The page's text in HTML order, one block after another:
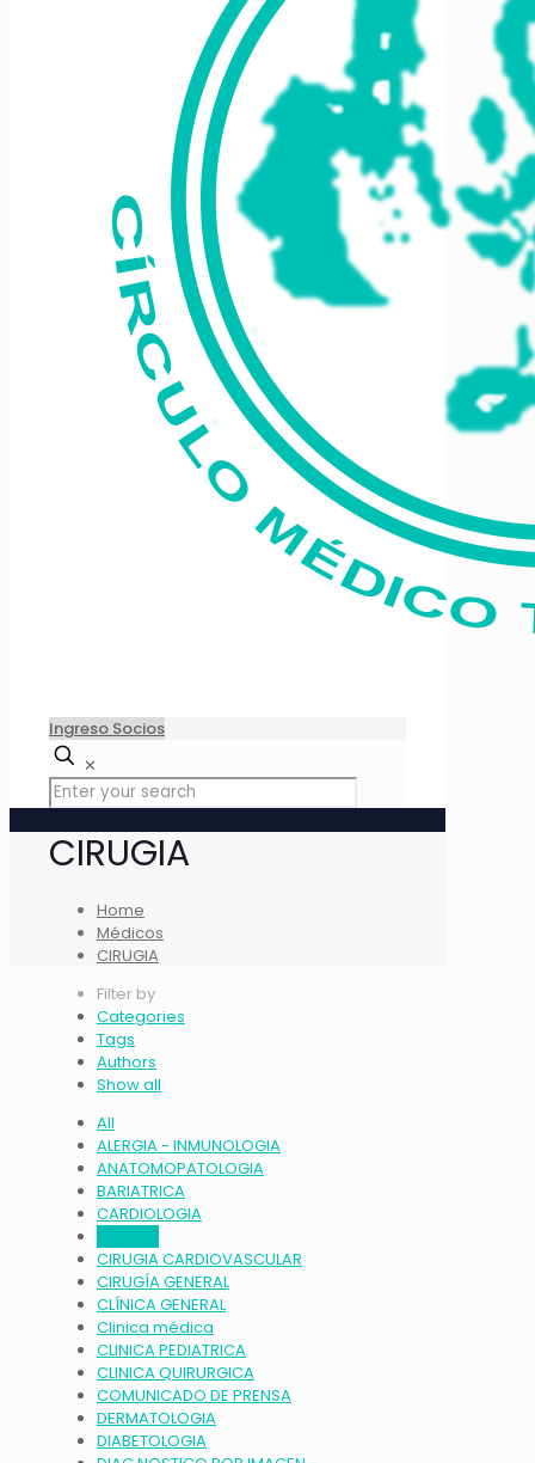
Ingreso Socios
✕
CIRUGIA
Home
Médicos
CIRUGIA
Filter by
Categories
Tags
Authors
Show all
All
ALERGIA - INMUNOLOGIA
ANATOMOPATOLOGIA
BARIATRICA
CARDIOLOGIA
CIRUGIA CARDIOVASCULAR
CIRUGÍA GENERAL
CLÍNICA GENERAL
Clinica médica
CLINICA PEDIATRICA
CLINICA QUIRURGICA
COMUNICADO DE PRENSA
DERMATOLOGIA
DIABETOLOGIA